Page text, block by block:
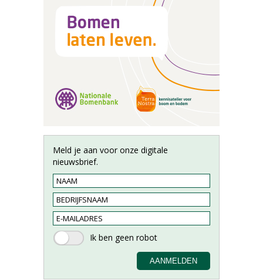
Meld je aan voor onze digitale
nieuwsbrief.